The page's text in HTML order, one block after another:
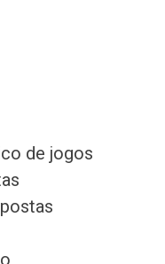
de jogos